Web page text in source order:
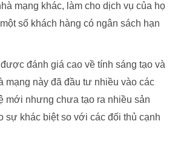
mạng khác, làm cho dịch vụ của họ
số khách hàng có ngân sách hạn
đánh giá cao về tính sáng tạo và
mạng này đã đầu tư nhiều vào các
mới nhưng chưa tạo ra nhiều sản
sự khác biệt so với các đối thủ cạnh